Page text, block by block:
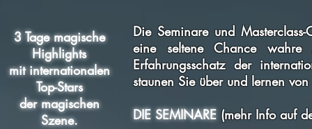
Die Seminare und
eine seltene Chance
Erfahrungsschatz der
staunen Sie über und lernen
DIE SEMINARE (mehr Info auf
3 Tage magische
Highlights
mit internationalen
Top-Stars
der magischen
Szene.